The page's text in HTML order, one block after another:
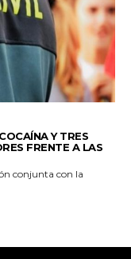
Y TRES
FRENTE A LAS
conjunta con la